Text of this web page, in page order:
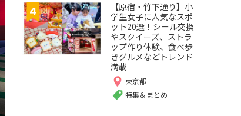
【原宿・竹下通り】小
学生女子に人気なスポ
ット20選！シール交換
やスクイーズ、ストラ
ップ作り体験、食べ歩
きグルメなどトレンド
満載
東京都
特集＆まとめ